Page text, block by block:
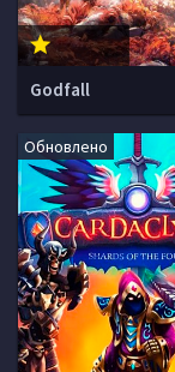
Godfall
Обновлено